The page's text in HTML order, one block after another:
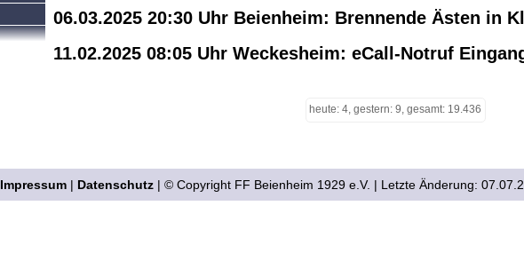
06.03.2025 20:30 Uhr Beienheim: Brennende Ästen in
11.02.2025 08:05 Uhr Weckesheim: eCall-Notruf
heute: 4, gestern: 9, gesamt: 19.436
Impressum | Datenschutz | © Copyright FF Beienheim 1929 e.V. | Letzte Änderung: